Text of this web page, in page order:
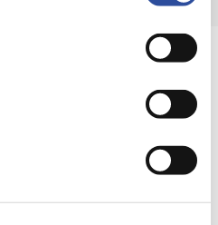
de
Privacyverklaring
⁠ook online.